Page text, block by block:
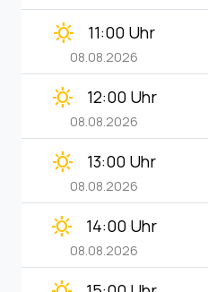
clear_day 11:00 Uhr
08.08.2026
clear_day 12:00 Uhr
08.08.2026
clear_day 13:00 Uhr
08.08.2026
clear_day 14:00 Uhr
08.08.2026